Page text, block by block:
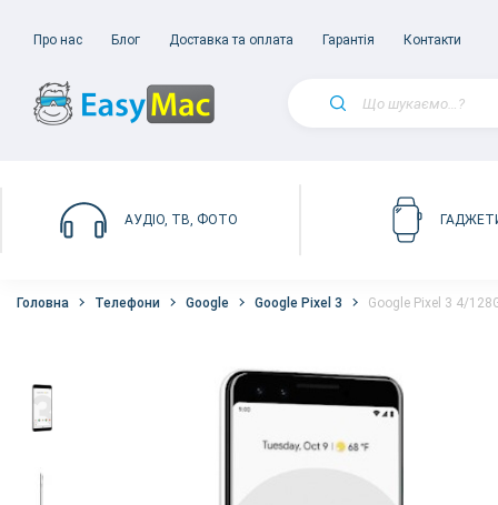
Про нас Блог Доставка та оплата Гарантія Контакти
АУДІО, ТВ, ФОТО
Головна Телефони Google Google Pixel 3 Google Pixel 3 4/